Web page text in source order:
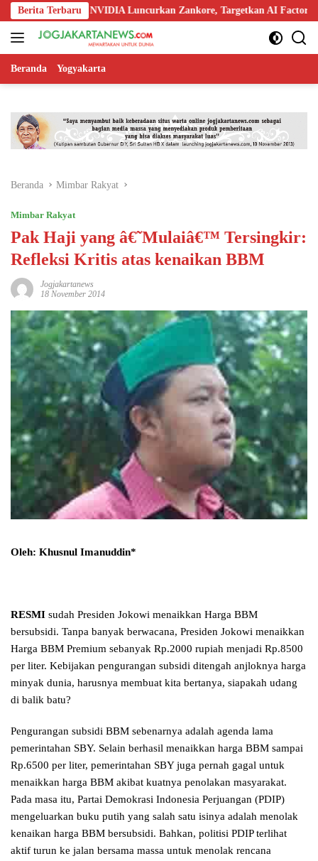
Langsung
ke
konten
Berita Terbaru
dan NVIDIA Luncurkan Zankore, Targetkan AI Factory 1 GW
Beranda Yogyakarta
Beranda Mimbar Rakyat
Mimbar Rakyat
Pak Haji yang â€˜Mulaiâ€™ Tersingkir:
Refleksi Kritis atas kenaikan BBM
Jogjakartanews
18 November 2014
Oleh: Khusnul Imanuddin*
RESMI sudah Presiden Jokowi menaikkan Harga BBM
bersubsidi. Tanpa banyak berwacana, Presiden Jokowi menaikkan
Harga BBM Premium sebanyak Rp.2000 rupiah menjadi Rp.8500
per liter. Kebijakan pengurangan subsidi ditengah anjloknya harga
minyak dunia, harusnya membuat kita bertanya, siapakah udang
di balik batu?
Pengurangan subsidi BBM sebenarnya adalah agenda lama
pemerintahan SBY. Selain berhasil menaikkan harga BBM sampai
Rp.6500 per liter, pemerintahan SBY juga pernah gagal untuk
menaikkan harga BBM akibat kuatnya penolakan masyarakat.
Pada masa itu, Partai Demokrasi Indonesia Perjuangan (PDIP)
mengeluarkan buku putih yang salah satu isinya adalah menolak
kenaikan harga BBM bersubsidi. Bahkan, politisi PDIP terlihat
aktif turun ke jalan bersama massa untuk menolak rencana